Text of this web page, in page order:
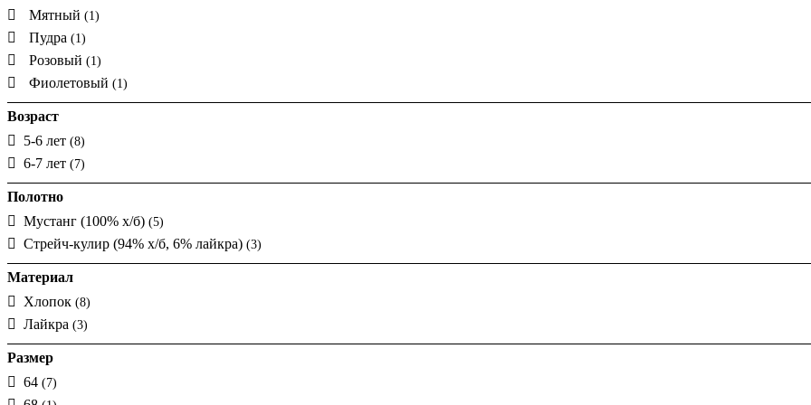
Мятный (1)
Пудра (1)
Розовый (1)
Фиолетовый (1)
Возраст
5-6 лет (8)
6-7 лет (7)
Полотно
Мустанг (100% х/б) (5)
Стрейч-кулир (94% х/б, 6% лайкра) (3)
Материал
Хлопок (8)
Лайкра (3)
Размер
64 (7)